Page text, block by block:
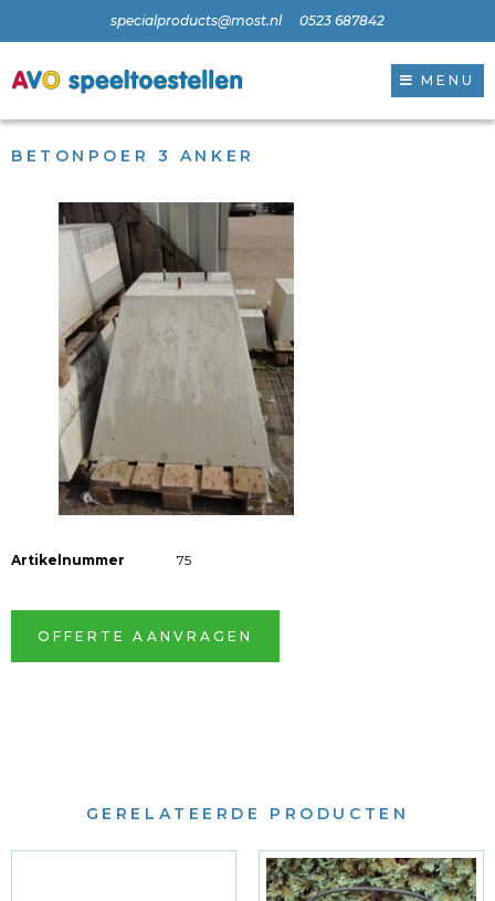
specialproducts@most.nl 0523 687842
MENU
BETONPOER 3 ANKER
Artikelnummer 75
OFFERTE AANVRAGEN
GERELATEERDE PRODUCTEN